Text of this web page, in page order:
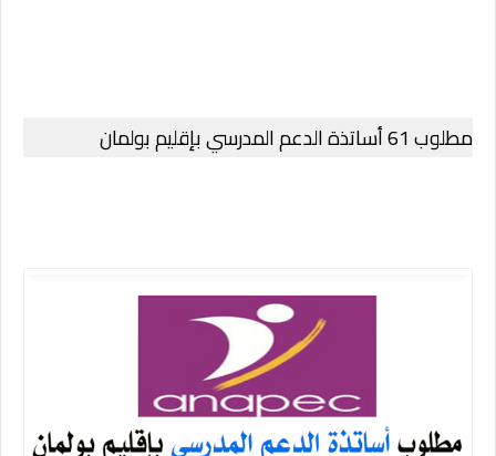
مطلوب 61 أساتذة الدعم المدرسي بإقليم بولمان